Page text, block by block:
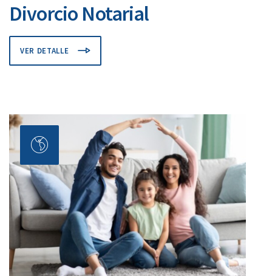
Divorcio Notarial
VER DETALLE